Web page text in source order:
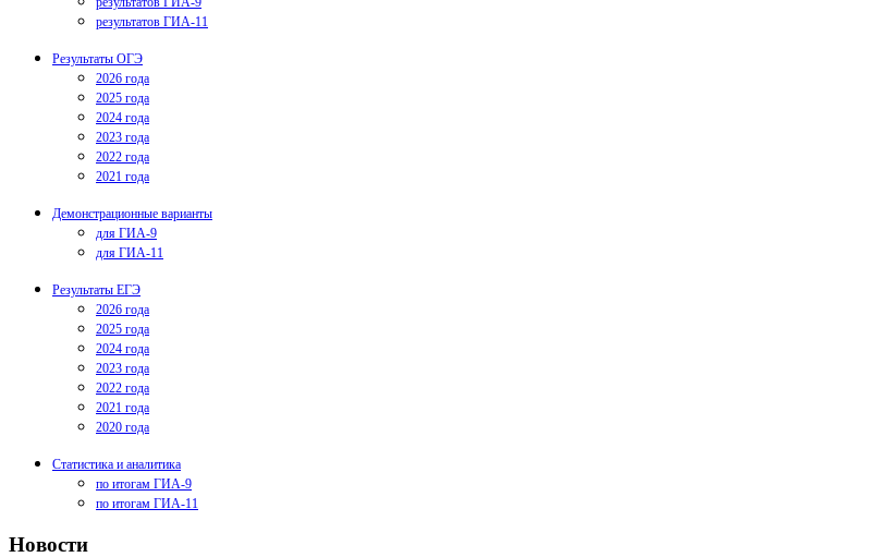
результатов ГИА-11
Результаты ОГЭ
2026 года
2025 года
2024 года
2023 года
2022 года
2021 года
Демонстрационные варианты
для ГИА-9
для ГИА-11
Результаты ЕГЭ
2026 года
2025 года
2024 года
2023 года
2022 года
2021 года
2020 года
Статистика и аналитика
по итогам ГИА-9
по итогам ГИА-11
Новости